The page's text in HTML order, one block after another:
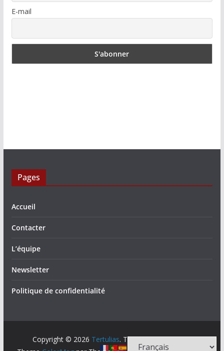
E-mail
Pages
Accueil
Contacter
L’équipe
Newsletter
Politique de confidentialité
Copyright © 2026 Tertulias. Tous droits réservés.